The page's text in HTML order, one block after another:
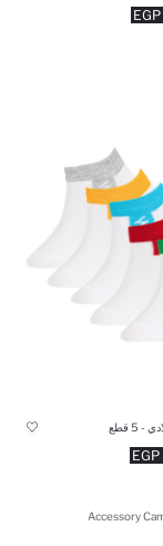
5 قطع
Accessory